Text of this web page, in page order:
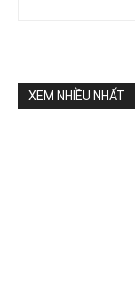
XEM NHIỀU NHẤT